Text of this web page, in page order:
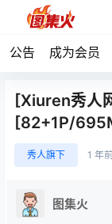
公告 成为会员
[Xiuren秀人
[82+1P/
秀人旗下 1 年
图集火